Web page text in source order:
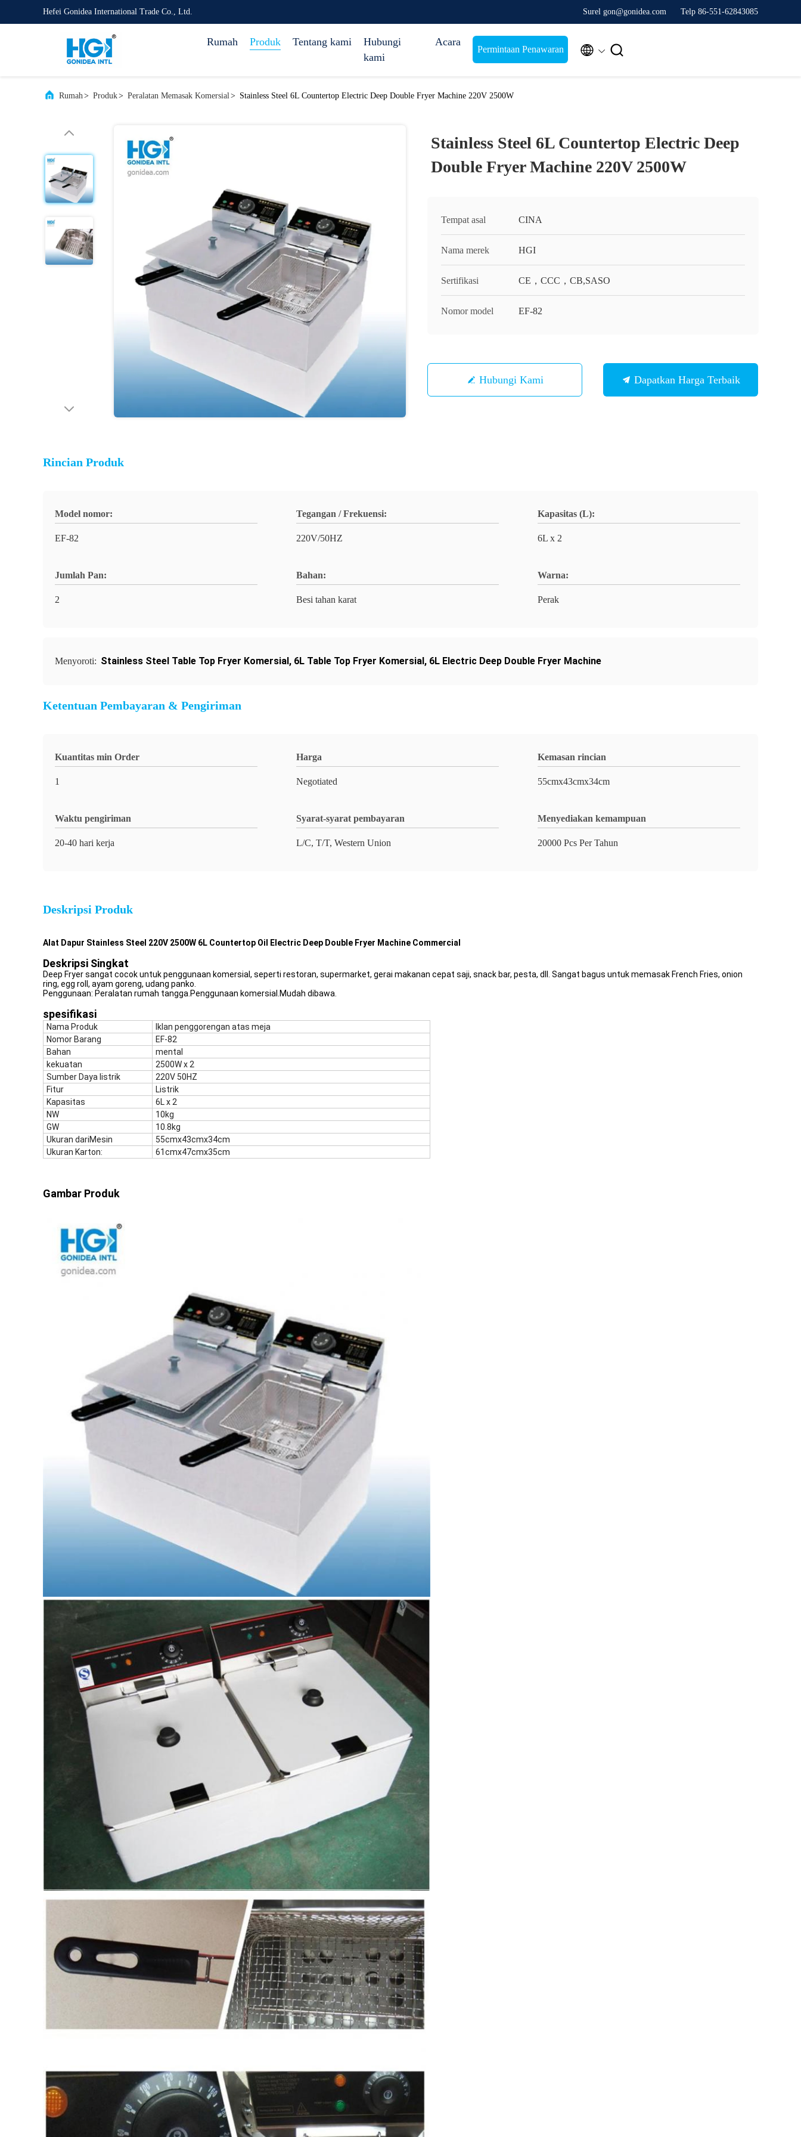
Hefei Gonidea International Trade Co., Ltd. Surel gon@gonidea.com Telp 86-551-62843085
Rumah Produk Tentang kami
Hubungi
kami
Acara
Permintaan Penawaran  
Rumah> Produk> Peralatan Memasak Komersial> Stainless Steel 6L Countertop Electric Deep Double Fryer Machine 220V 2500W
Stainless Steel 6L Countertop Electric Deep
Double Fryer Machine 220V 2500W
Tempat asal CINA
Nama merek HGI
Sertifikasi CE，CCC，CB,SASO
Nomor model EF-82
Hubungi Kami Dapatkan Harga Terbaik
Rincian Produk
Model nomor:
EF-82
Tegangan / Frekuensi:
220V/50HZ
Kapasitas (L):
6L x 2
Jumlah Pan:
2
Bahan:
Besi tahan karat
Warna:
Perak
Menyoroti: Stainless Steel Table Top Fryer Komersial, 6L Table Top Fryer Komersial, 6L Electric Deep Double Fryer Machine
Ketentuan Pembayaran & Pengiriman
Kuantitas min Order
1
Harga
Negotiated
Kemasan rincian
55cmx43cmx34cm
Waktu pengiriman
20-40 hari kerja
Syarat-syarat pembayaran
L/C, T/T, Western Union
Menyediakan kemampuan
20000 Pcs Per Tahun
Deskripsi Produk
Alat Dapur Stainless Steel 220V 2500W 6L Countertop Oil Electric Deep Double Fryer Machine Commercial
Deskripsi Singkat
Deep Fryer sangat cocok untuk penggunaan komersial, seperti restoran, supermarket, gerai makanan cepat saji, snack bar, pesta, dll. Sangat bagus untuk memasak French Fries, onion
ring, egg roll, ayam goreng, udang panko.
Penggunaan: Peralatan rumah tangga.Penggunaan komersial.Mudah dibawa.
spesifikasi
Nama Produk
Iklan penggorengan atas meja
Nomor Barang
EF-82
Bahan
mental
kekuatan
2500W x 2
Sumber Daya listrik
220V 50HZ
Fitur
Listrik
Kapasitas
6L x 2
NW
10kg
GW
10.8kg
Ukuran dariMesin
55cmx43cmx34cm
Ukuran Karton:
61cmx47cmx35cm
Gambar Produk